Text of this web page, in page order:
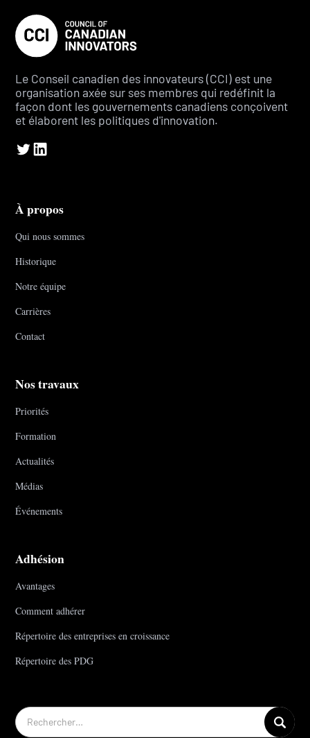
Le Conseil canadien des innovateurs (CCI) est une
organisation axée sur ses membres qui redéfinit la
façon dont les gouvernements canadiens conçoivent
et élaborent les politiques d'innovation.
À propos
Qui nous sommes
Historique
Notre équipe
Carrières
Contact
Nos travaux
Priorités
Formation
Actualités
Médias
Événements
Adhésion
Avantages
Comment adhérer
Répertoire des entreprises en croissance
Répertoire des PDG